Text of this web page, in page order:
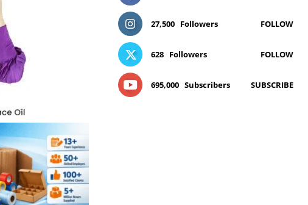
27,500 Followers FOLLOW
628 Followers FOLLOW
695,000 Subscribers SUBSCRIBE